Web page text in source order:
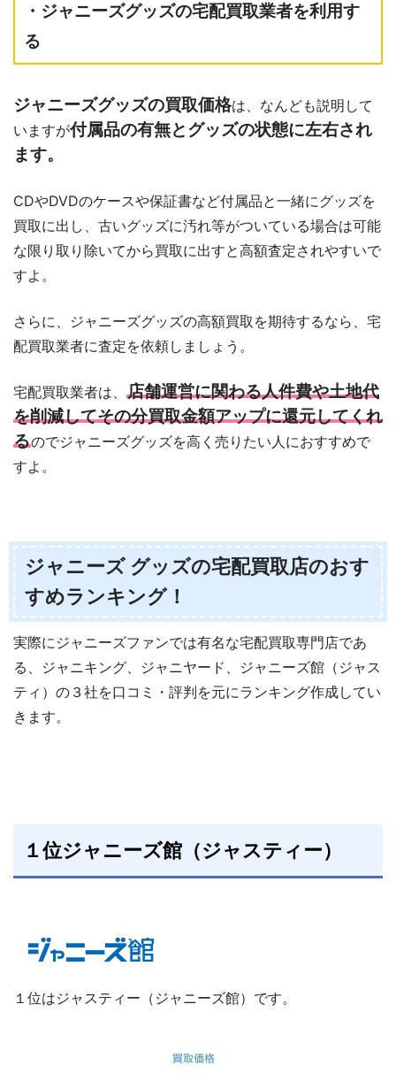
・ジャニーズグッズの宅配買取業者を利用す
る
ジャニーズグッズの買取価格は、なんども説明して
いますが付属品の有無とグッズの状態に左右され
ます。
CDやDVDのケースや保証書など付属品と一緒にグッズを
買取に出し、古いグッズに汚れ等がついている場合は可能
な限り取り除いてから買取に出すと高額査定されやすいで
すよ。
さらに、ジャニーズグッズの高額買取を期待するなら、宅
配買取業者に査定を依頼しましょう。
宅配買取業者は、 店舗運営に関わる人件費や土地代
を削減してその分買取金額アップに還元してくれ
るのでジャニーズグッズを高く売りたい人におすすめで
すよ。
ジャニーズ グッズの宅配買取店のおす
すめランキング！
実際にジャニーズファンでは有名な宅配買取専門店であ
る、ジャニキング、ジャニヤード、ジャニーズ館（ジャス
ティ）の３社を口コミ・評判を元にランキング作成してい
きます。
１位ジャニーズ館（ジャスティー）
１位はジャスティー（ジャニーズ館）です。